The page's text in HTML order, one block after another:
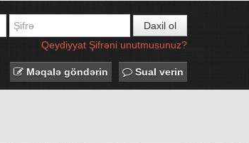
Daxil ol
Qeydiyyat Şifrəni unutmusunuz?
Məqalə göndərin Sual verin